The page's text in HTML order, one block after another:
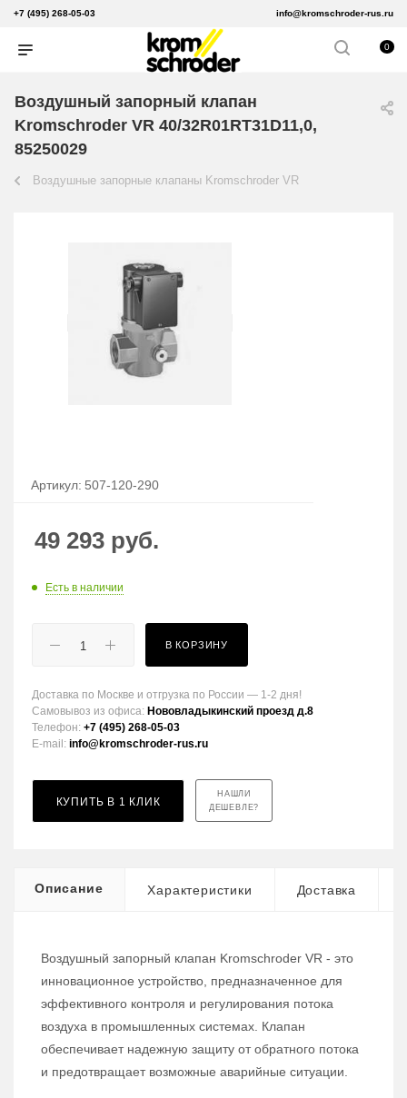
+7 (495) 268-05-03 info@kromschroder-rus.ru
0
Воздушный запорный клапан
Kromschroder VR 40/32R01RT31D11,0,
85250029
Воздушные запорные клапаны Kromschroder VR
Артикул: 507-120-290
49 293 руб.
Есть в наличии
В КОРЗИНУ
Доставка по Москве и отгрузка по России — 1-2 дня!
Самовывоз из офиса: Нововладыкинский проезд д.8
Телефон: +7 (495) 268-05-03
E-mail: info@kromschroder-rus.ru
КУПИТЬ В 1 КЛИК
НАШЛИ
ДЕШЕВЛЕ?
Описание Характеристики Доставка
Воздушный запорный клапан Kromschroder VR - это
инновационное устройство, предназначенное для
эффективного контроля и регулирования потока
воздуха в промышленных системах. Клапан
обеспечивает надежную защиту от обратного потока
и предотвращает возможные аварийные ситуации.